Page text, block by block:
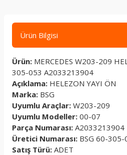
Ürün Bilgisi
Ürün: MERCEDES W203-209
305-053 A2033213904
Açıklama: HELEZON YAYI ÖN
Marka: BSG
Uyumlu Araçlar: W203-209
Uyumlu Modeller: 00-07
Parça Numarası: A2033213904
Üretici Numarası: BSG 60-305-
Satış Türü: ADET